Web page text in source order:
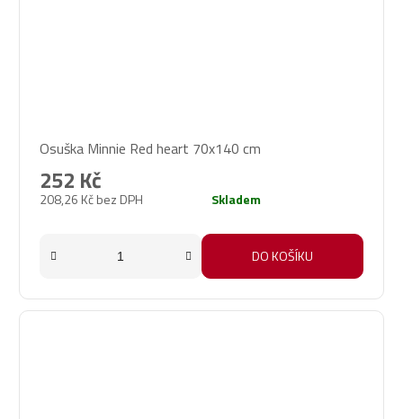
Osuška Minnie Red heart 70x140 cm
208,26 Kč bez DPH
252 Kč
Skladem
DO KOŠÍKU